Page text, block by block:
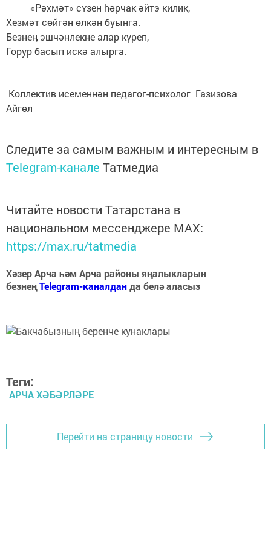
«Рәхмәт» сʏзен həрчак әйтэ килик,
Хезмәт сөйгән өлкән буынга.
Безнеӊ эшчәнлекне алар күреп,
Горур басып искә алырга.
Коллектив исеменнән педагог-психолог Газизова
Айгөл
Следите за самым важным и интересным в
Telegram-канале Татмедиа
Читайте новости Татарстана в
национальном мессенджере MАХ:
https://max.ru/tatmedia
Хәзер Арча һәм Арча районы яңалыкларын
безнеңTelegram-каналданда белә аласыз
Теги:
АРЧА ХӘБӘРЛӘРЕ
Перейти на страницу новости